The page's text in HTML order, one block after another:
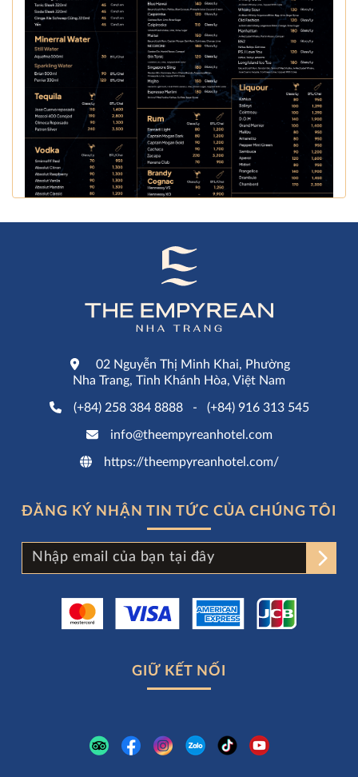
GIỮ KẾT NỐI
02 Nguyễn Thị Minh Khai, Phường
Nha Trang, Tỉnh Khánh Hòa, Việt Nam
(+84) 258 384 8888 - (+84) 916 313 545
info@theempyreanhotel.com
https://theempyreanhotel.com/
ĐĂNG KÝ NHẬN TIN TỨC CỦA CHÚNG TÔI